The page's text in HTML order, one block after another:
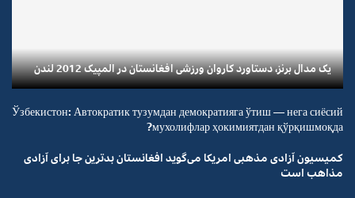
یک مدال برنز، دستاورد کاروان ورزشی افغانستان در المپیک 2012 لندن
Ўзбекистон: Автократик тузумдан демократияга ўтиш — нега сиёсий
мухолифлар ҳокимиятдан қўрқишмоқда?
کمیسیون آزادی مذهبی امریکا می‌گوید افغانستان بدترین جا برای آزادی
مذاهب است